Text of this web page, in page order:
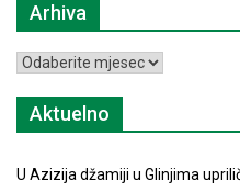
Arhiva
Arhiva
Aktuelno
U Azizija džamiji u Glinjima